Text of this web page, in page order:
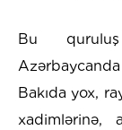
Bu
Bakıda yox,
xadimlərinə,